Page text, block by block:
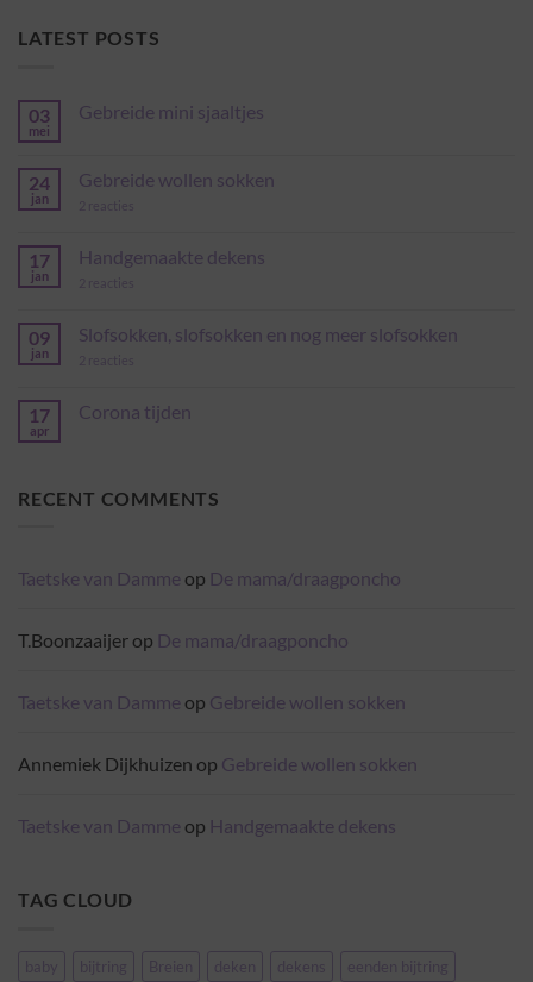
LATEST POSTS
03
mei
Gebreide mini sjaaltjes
Gebreide
sjaaltjes
24
jan
Gebreide wollen sokken
2 reacties
17
jan
Handgemaakte dekens
2 reacties
09
jan
Slofsokken, slofsokken en nog meer slofsokken
2 reacties
en
nog
17
apr
Corona tijden
tijden
RECENT COMMENTS
Taetske van Damme op De mama/draagponcho
T.Boonzaaijer op De mama/draagponcho
Taetske van Damme op Gebreide wollen sokken
Annemiek Dijkhuizen op Gebreide wollen sokken
Taetske van Damme op Handgemaakte dekens
TAG CLOUD
baby bijtring Breien deken dekens eenden bijtring